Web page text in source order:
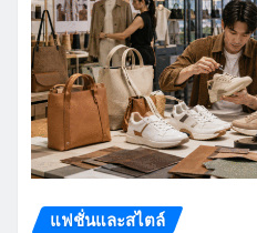
แฟชั่นและสไตล์